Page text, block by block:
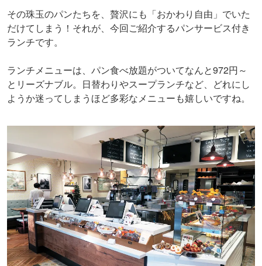
その珠玉のパンたちを、贅沢にも「おかわり自由」でいた
だけてしまう！それが、今回ご紹介するパンサービス付き
ランチです。
ランチメニューは、パン食べ放題がついてなんと972円～
とリーズナブル。日替わりやスープランチなど、どれにし
ようか迷ってしまうほど多彩なメニューも嬉しいですね。